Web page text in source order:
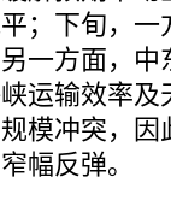
；下旬，
一方面，
运输效率
模冲突，
幅反弹。